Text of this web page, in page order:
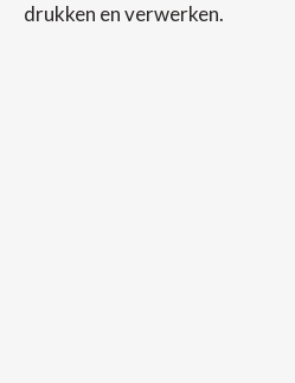
drukken en verwerken.